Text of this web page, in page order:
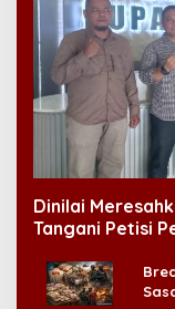
Dinilai
Tangani Petisi